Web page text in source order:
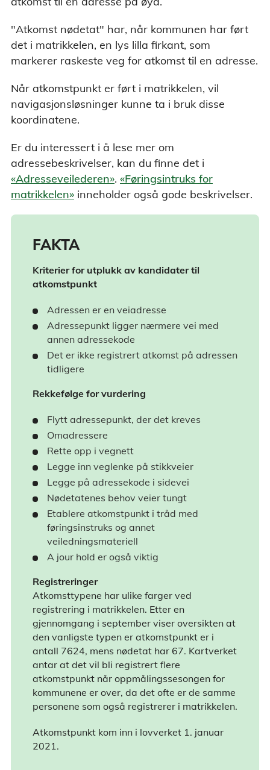
"Atkomst nødetat" har, når kommunen har ført
det i matrikkelen, en lys lilla firkant, som
markerer raskeste veg for atkomst til en adresse.
Når atkomstpunkt er ført i matrikkelen, vil
navigasjonsløsninger kunne ta i bruk disse
koordinatene.
Er du interessert i å lese mer om
adressebeskrivelser, kan du finne det i
«Adresseveilederen». «Føringsintruks for
matrikkelen» inneholder også gode beskrivelser.
FAKTA
Kriterier for utplukk av kandidater til
atkomstpunkt
Adressen er en veiadresse
Adressepunkt ligger nærmere vei med
annen adressekode
Det er ikke registrert atkomst på adressen
tidligere
Rekkefølge for vurdering
Flytt adressepunkt, der det kreves
Omadressere
Rette opp i vegnett
Legge inn veglenke på stikkveier
Legge på adressekode i sidevei
Nødetatenes behov veier tungt
Etablere atkomstpunkt i tråd med
føringsinstruks og annet
veiledningsmateriell
A jour hold er også viktig
Registreringer
Atkomsttypene har ulike farger ved
registrering i matrikkelen. Etter en
gjennomgang i september viser oversikten at
den vanligste typen er atkomstpunkt er i
antall 7624, mens nødetat har 67. Kartverket
antar at det vil bli registrert flere
atkomstpunkt når oppmålingssesongen for
kommunene er over, da det ofte er de samme
personene som også registrerer i matrikkelen.
Atkomstpunkt kom inn i lovverket 1. januar
2021.